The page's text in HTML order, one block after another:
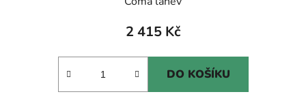
2 415 Kč
DO KOŠÍKU